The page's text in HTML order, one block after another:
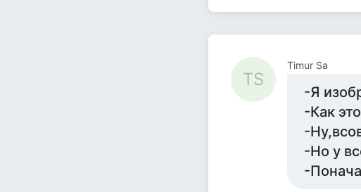
TS
Timur Sa
-Я
-Как
-
-Но у
-